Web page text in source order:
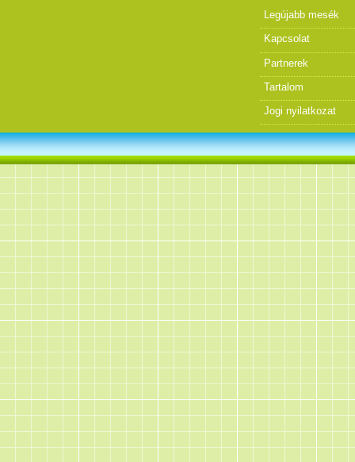
Legújabb mesék
Kapcsolat
Partnerek
Tartalom
Jogi nyilatkozat